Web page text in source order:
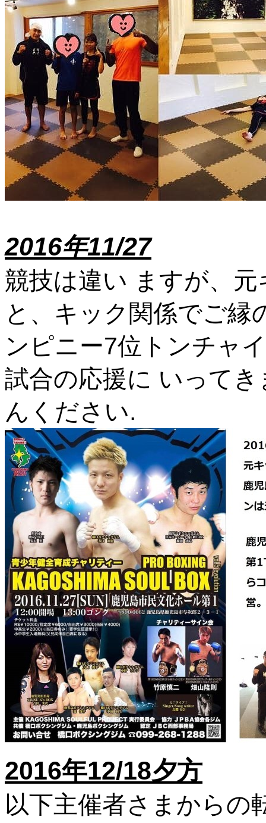
2016年11/27
競技は違い ますが、
と、キック関係でご縁
ンピニー7位トンチャ
試合の応援に いって
んください.
2016年12/18夕方
以下主催者さまからの